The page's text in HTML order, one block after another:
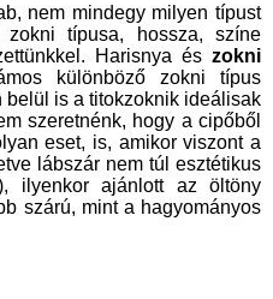
nem mindegy milyen típust
típusa, hossza, színe
Harisnya és zokni
különböző zokni típus
belül is a titokzoknik ideálisak
szeretnénk, hogy a cipőből
eset, is, amikor viszont a
lábszár nem túl esztétikus
ilyenkor ajánlott az öltöny
szárú, mint a hagyományos